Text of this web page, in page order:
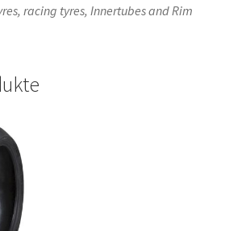
racing tyres, Innertubes and Rim